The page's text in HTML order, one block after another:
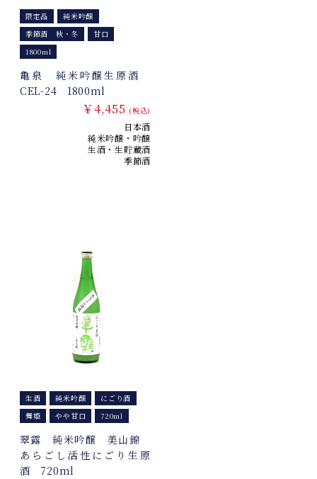
限定品
純米吟醸
季節酒 秋・冬
甘口
1800ml
亀泉 純米吟醸生原酒
CEL-24 1800ml
￥4,455 (税込)
日本酒
純米吟醸・吟醸
生酒・生貯蔵酒
季節酒
生酒 純米吟醸
にごり酒
舞姫
やや甘口 720ml
翠露 純米吟醸 美山錦
あらごし活性にごり生原
酒 720ml